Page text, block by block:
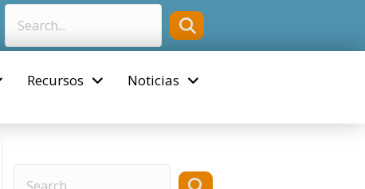
Recursos
Noticias